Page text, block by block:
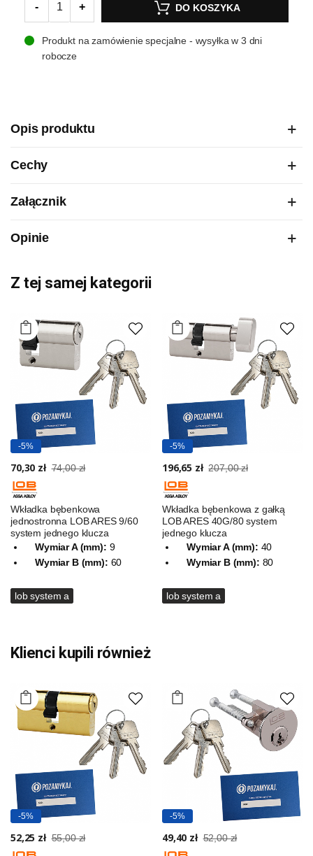
- + DO KOSZYKA
Produkt na zamówienie specjalne - wysyłka w 3 dni
robocze
Opis produktu
Cechy
Załącznik
Opinie
Z tej samej kategorii
-5%
70,30 zł 74,00 zł
Wkładka bębenkowa
jednostronna LOB ARES 9/60
system jednego klucza
Wymiar A (mm): 9
Wymiar B (mm): 60
lob system a
-5%
196,65 zł 207,00 zł
Wkładka bębenkowa z gałką
LOB ARES 40G/80 system
jednego klucza
Wymiar A (mm): 40
Wymiar B (mm): 80
lob system a
Klienci kupili również
-5%
52,25 zł 55,00 zł
-5%
49,40 zł 52,00 zł